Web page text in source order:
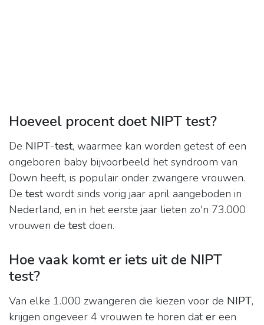
Hoeveel procent doet NIPT test?
De NIPT-test, waarmee kan worden getest of een
ongeboren baby bijvoorbeeld het syndroom van
Down heeft, is populair onder zwangere vrouwen.
De testwordt sinds vorig jaar april aangeboden in
Nederland, en in het eerste jaar lieten zo'n 73.000
vrouwen de testdoen.
Hoe vaak komt er iets uit de NIPT
test?
Van elke 1.000 zwangeren die kiezen voor de NIPT,
krijgen ongeveer 4 vrouwen te horen dater een